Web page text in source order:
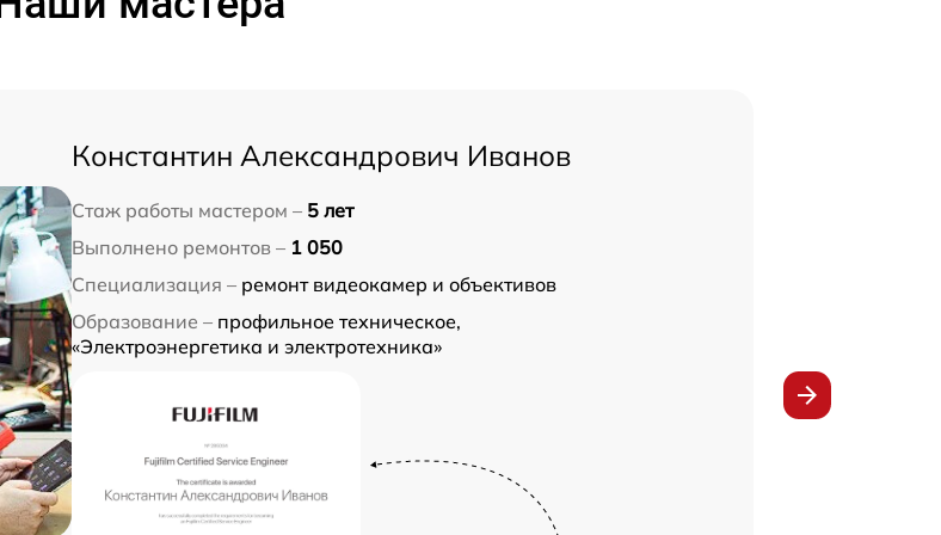
Константин Александрович Иванов
Стаж работы мастером – 5 лет
Выполнено ремонтов – 1 050
Специализация – ремонт видеокамер и объективов
Образование – профильное техническое,
«Электроэнергетика и электротехника»